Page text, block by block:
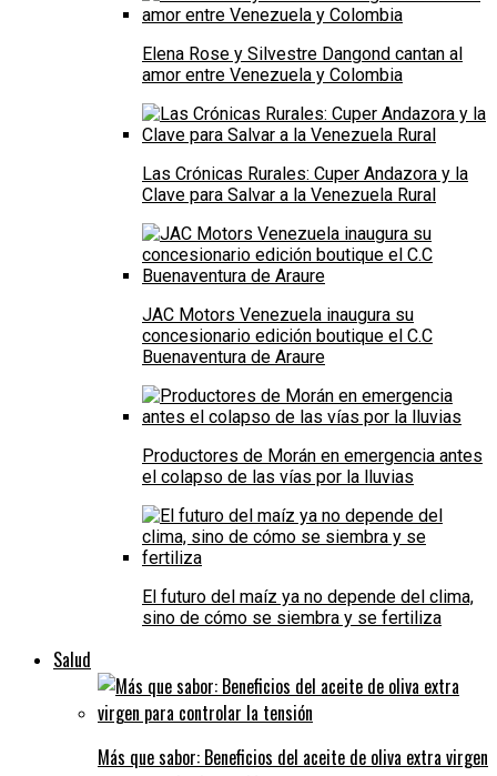
Elena Rose y Silvestre Dangond cantan al
amor entre Venezuela y Colombia
Las Crónicas Rurales: Cuper Andazora y la
Clave para Salvar a la Venezuela Rural
JAC Motors Venezuela inaugura su
concesionario edición boutique el C.C
Buenaventura de Araure
Productores de Morán en emergencia antes
el colapso de las vías por la lluvias
El futuro del maíz ya no depende del clima,
sino de cómo se siembra y se fertiliza
Salud
Más que sabor: Beneficios del aceite de oliva extra virgen